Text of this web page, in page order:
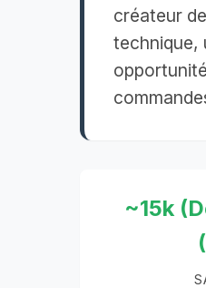
créateur
technique,
~15k